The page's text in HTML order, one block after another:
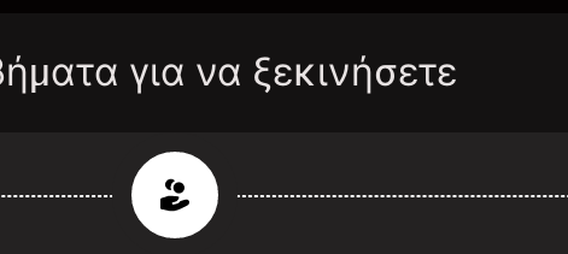
για να ξεκινήσετε